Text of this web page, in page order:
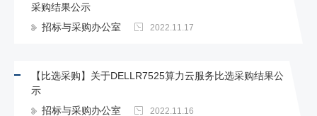
采购结果公示
招标与采购办公室
2022.11.17
【比选采购】关于DELLR7525算力云服务比选采购结果公
示
招标与采购办公室
2022.11.16